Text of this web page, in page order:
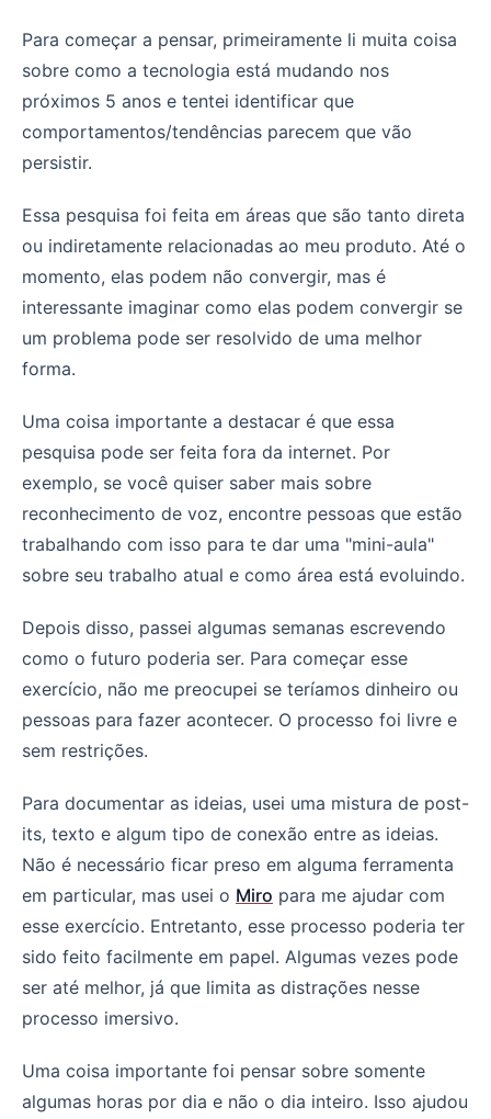
Para começar a pensar, primeiramente li muita coisa
sobre como a tecnologia está mudando nos
próximos 5 anos e tentei identificar que
comportamentos/tendências parecem que vão
persistir.
Essa pesquisa foi feita em áreas que são tanto direta
ou indiretamente relacionadas ao meu produto. Até o
momento, elas podem não convergir, mas é
interessante imaginar como elas podem convergir se
um problema pode ser resolvido de uma melhor
forma.
Uma coisa importante a destacar é que essa
pesquisa pode ser feita fora da internet. Por
exemplo, se você quiser saber mais sobre
reconhecimento de voz, encontre pessoas que estão
trabalhando com isso para te dar uma "mini-aula"
sobre seu trabalho atual e como área está evoluindo.
Depois disso, passei algumas semanas escrevendo
como o futuro poderia ser. Para começar esse
exercício, não me preocupei se teríamos dinheiro ou
pessoas para fazer acontecer. O processo foi livre e
sem restrições.
Para documentar as ideias, usei uma mistura de post-
its, texto e algum tipo de conexão entre as ideias.
Não é necessário ficar preso em alguma ferramenta
em particular, mas usei o Miro para me ajudar com
esse exercício. Entretanto, esse processo poderia ter
sido feito facilmente em papel. Algumas vezes pode
ser até melhor, já que limita as distrações nesse
processo imersivo.
Uma coisa importante foi pensar sobre somente
algumas horas por dia e não o dia inteiro. Isso ajudou